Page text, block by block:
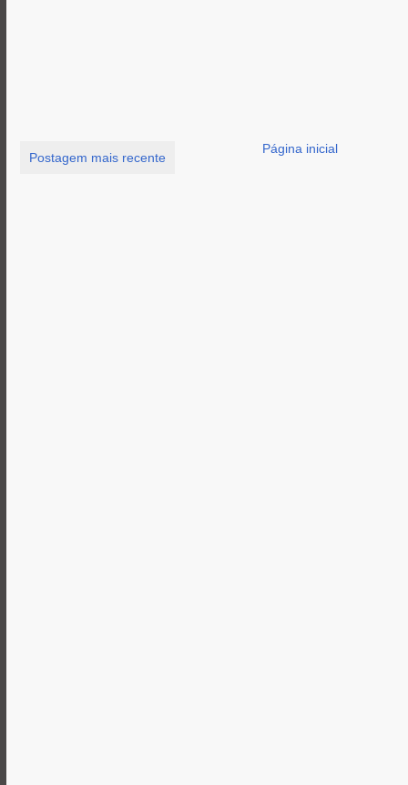
Postagem mais recente
Página inicial